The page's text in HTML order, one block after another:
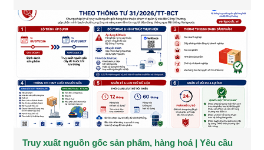
Truy xuất nguồn gốc sản phẩm, hàng hoá | Yêu cầu